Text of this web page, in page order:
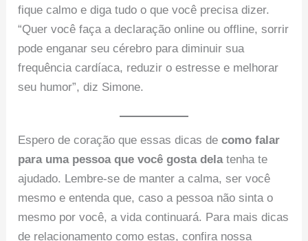
fique calmo e diga tudo o que você precisa dizer.
“Quer você faça a declaração online ou offline, sorrir
pode enganar seu cérebro para diminuir sua
frequência cardíaca, reduzir o estresse e melhorar
seu humor”, diz Simone.
Espero de coração que essas dicas decomo falar
para uma pessoa que você gosta delatenha te
ajudado. Lembre-se de manter a calma, ser você
mesmo e entenda que, caso a pessoa não sinta o
mesmo por você, a vida continuará. Para mais dicas
de relacionamento como estas, confira nossa